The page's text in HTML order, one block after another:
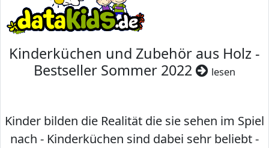
Kinderküchen und Zubehör aus Holz -
Bestseller Sommer 2022
lesen
Kinder bilden die Realität die sie sehen im Spiel
nach - Kinderküchen sind dabei sehr beliebt -